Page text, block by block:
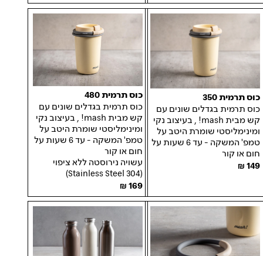
כוס תרמית 350
149
כוס תרמית בגדלים שונים עם
קש מבית mash! , בעיצוב נקי
ומינימליסטי שומרת היטב על
טמפ' המשקה - עד 6 שעות על
חום או קור
כוס תרמית 480
169
כוס תרמית בגדלים שונים עם
קש מבית mash! , בעיצוב נקי
ומינימליסטי שומרת היטב על
טמפ' המשקה - עד 6 שעות על
חום או קור
עשויה נירוסטה ללא ציפוי
(Stainless Steel 304)